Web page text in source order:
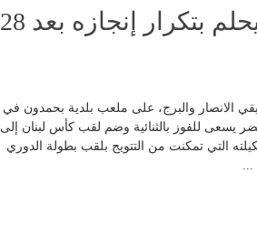
الانصار يسعى للدوبلة والبرج يحلم بتكرار إنجازه بعد 28
الانصار والبرج، على ملعب بلدية بحمدون في
يسعى للفوز بالثنائية وضم لقب كأس لبنان إلى
التي تمكنت من التتويج بلقب بطولة الدوري
...